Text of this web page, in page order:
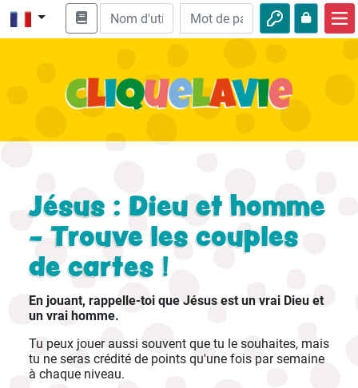
Enseignement biblique
Aventures
Loisirs
Jésus : Dieu et homme
- Trouve les couples
de cartes !
En jouant, rappelle-toi que Jésus est un vrai Dieu et
un vrai homme.
Tu peux jouer aussi souvent que tu le souhaites, mais
tu ne seras crédité de points qu'une fois par semaine
à chaque niveau.